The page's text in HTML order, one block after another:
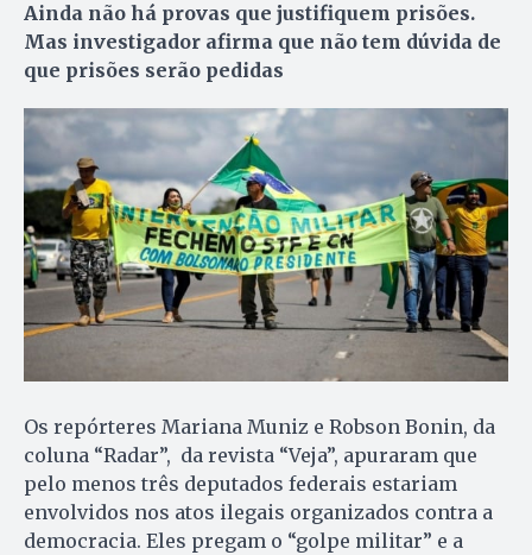
Ainda não há provas que justifiquem prisões.
Mas investigador afirma que não tem dúvida de
que prisões serão pedidas
Os repórteres Mariana Muniz e Robson Bonin, da
coluna “Radar”, da revista “Veja”, apuraram que
pelo menos três deputados federais estariam
envolvidos nos atos ilegais organizados contra a
democracia. Eles pregam o “golpe militar” e a